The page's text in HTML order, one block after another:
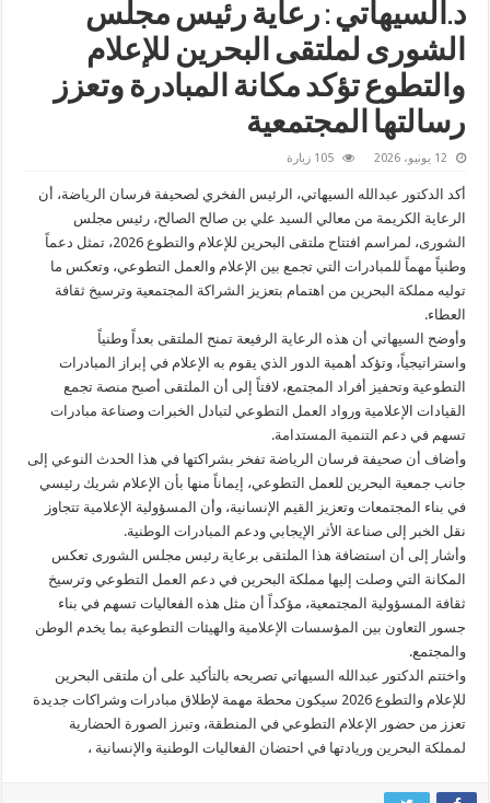
د.السيهاتي : رعاية رئيس مجلس
الشورى لملتقى البحرين للإعلام
والتطوع تؤكد مكانة المبادرة وتعزز
رسالتها المجتمعية
12 يونيو، 2026 105 زيارة
أكد الدكتور عبدالله السيهاتي، الرئيس الفخري لصحيفة فرسان الرياضة، أن
الرعاية الكريمة من معالي السيد علي بن صالح الصالح، رئيس مجلس
الشورى، لمراسم افتتاح ملتقى البحرين للإعلام والتطوع 2026، تمثل دعماً
وطنياً مهماً للمبادرات التي تجمع بين الإعلام والعمل التطوعي، وتعكس ما
توليه مملكة البحرين من اهتمام بتعزيز الشراكة المجتمعية وترسيخ ثقافة
العطاء.
وأوضح السيهاتي أن هذه الرعاية الرفيعة تمنح الملتقى بعداً وطنياً
واستراتيجياً، وتؤكد أهمية الدور الذي يقوم به الإعلام في إبراز المبادرات
التطوعية وتحفيز أفراد المجتمع، لافتاً إلى أن الملتقى أصبح منصة تجمع
القيادات الإعلامية ورواد العمل التطوعي لتبادل الخبرات وصناعة مبادرات
تسهم في دعم التنمية المستدامة.
وأضاف أن صحيفة فرسان الرياضة تفخر بشراكتها في هذا الحدث النوعي إلى
جانب جمعية البحرين للعمل التطوعي، إيماناً منها بأن الإعلام شريك رئيسي
في بناء المجتمعات وتعزيز القيم الإنسانية، وأن المسؤولية الإعلامية تتجاوز
نقل الخبر إلى صناعة الأثر الإيجابي ودعم المبادرات الوطنية.
وأشار إلى أن استضافة هذا الملتقى برعاية رئيس مجلس الشورى تعكس
المكانة التي وصلت إليها مملكة البحرين في دعم العمل التطوعي وترسيخ
ثقافة المسؤولية المجتمعية، مؤكداً أن مثل هذه الفعاليات تسهم في بناء
جسور التعاون بين المؤسسات الإعلامية والهيئات التطوعية بما يخدم الوطن
والمجتمع.
واختتم الدكتور عبدالله السيهاتي تصريحه بالتأكيد على أن ملتقى البحرين
للإعلام والتطوع 2026 سيكون محطة مهمة لإطلاق مبادرات وشراكات جديدة
تعزز من حضور الإعلام التطوعي في المنطقة، وتبرز الصورة الحضارية
لمملكة البحرين وريادتها في احتضان الفعاليات الوطنية والإنسانية ،